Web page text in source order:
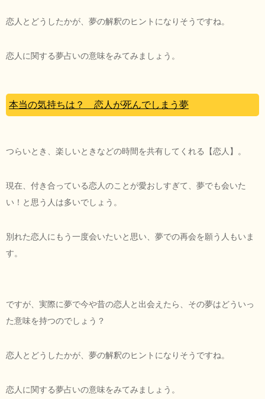
恋人とどうしたかが、夢の解釈のヒントになりそうですね。
恋人に関する夢占いの意味をみてみましょう。
本当の気持ちは？ 恋人が死んでしまう夢
つらいとき、楽しいときなどの時間を共有してくれる【恋人】。
現在、付き合っている恋人のことが愛おしすぎて、夢でも会いた
い！と思う人は多いでしょう。
別れた恋人にもう一度会いたいと思い、夢での再会を願う人もいま
す。
ですが、実際に夢で今や昔の恋人と出会えたら、その夢はどういっ
た意味を持つのでしょう？
恋人とどうしたかが、夢の解釈のヒントになりそうですね。
恋人に関する夢占いの意味をみてみましょう。